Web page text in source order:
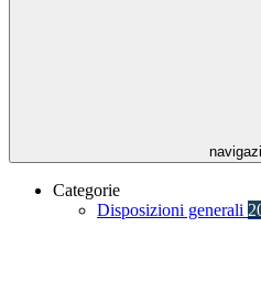
Categorie
Disposizioni generali